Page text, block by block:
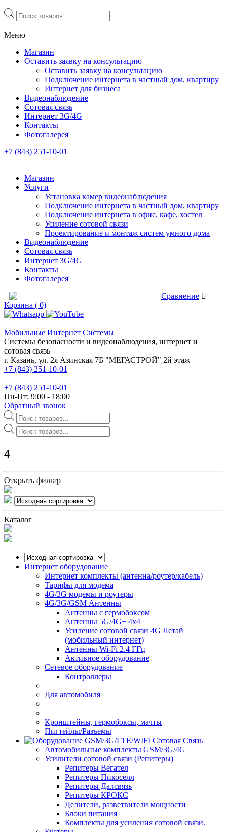
Поиск
товаров
Меню
Магазин
Оставить заявку на консультацию
Оставить заявку на консультацию
Подключение интернета в частный дом, квартиру
Интернет для бизнеса
Видеонаблюдение
Сотовая связь
Интернет 3G/4G
Контакты
Фотогалерея
+7 (843) 251-10-01
Магазин
Услуги
Установка камер видеонаблюдения
Подключение интернета в частный дом, квартиру
Подключение интернета в офис, кафе, хостел
Усиление сотовой связи
Проектирование и монтаж систем умного дома
Видеонаблюдение
Сотовая связь
Интернет 3G/4G
Контакты
Фотогалерея
Сравнение
Корзина ( 0)
Мобильные Интернет Системы
Системы безопасности и видеонаблюдения, интернет и
сотовая связь
г. Казань, ул. 2я Азинская 7Б "МЕГАСТРОЙ" 2й этаж
+7 (843) 251-10-01
+7 (843) 251-10-01
Пн-Пт: 9:00 - 18:00
Обратный звонок
Поиск
товаров
Поиск
товаров
4
Открыть фильтр
Каталог
Интернет оборудование
Интернет комплекты (антенна/роутер/кабель)
Тарифы для модема
4G/3G модемы и роутеры
4G/3G/GSM Антенны
Антенны с гермобоксом
Антенны 5G/4G+ 4x4
Усиление сотовой связи 4G Летай
(мобильный интернет)
Антенны Wi-Fi 2.4 ГГц
Активное оборудование
Сетевое оборудование
Контроллеры
Для автомобиля
Кронштейны, гермобоксы, мачты
Пигтейлы/Разъемы
Сотовая Связь
Автомобильные комплекты GSM/3G/4G
Усилители сотовой связи (Репитеры)
Репитеры Вегател
Репитеры Пикоселл
Репитеры Далсвязь
Репитеры КРОКС
Делители, разветвители мощности
Блоки питания
Комплекты для усиления сотовой связи.